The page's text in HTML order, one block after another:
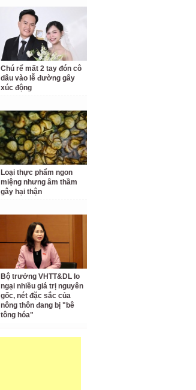
Chú rể mất 2 tay đón cô
dâu vào lễ đường gây
xúc động
Loại thực phẩm ngon
miệng nhưng âm thầm
gây hại thận
Bộ trưởng VHTT&DL lo
ngại nhiều giá trị nguyên
gốc, nét đặc sắc của
nông thôn đang bị "bê
tông hóa"